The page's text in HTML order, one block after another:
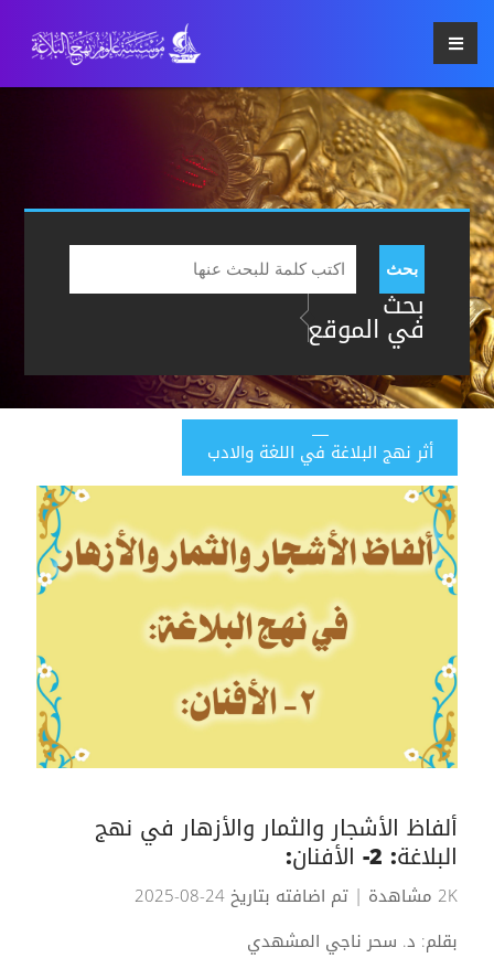
بحث
بحث
في الموقع
أثر نهج البلاغة في اللغة والادب
ألفاظ الأشجار والثمار والأزهار في نهج
البلاغة: 2- الأفنان:
2K مشاهدة
| تم اضافته بتاريخ 24-08-2025
بقلم: د. سحر ناجي المشهدي